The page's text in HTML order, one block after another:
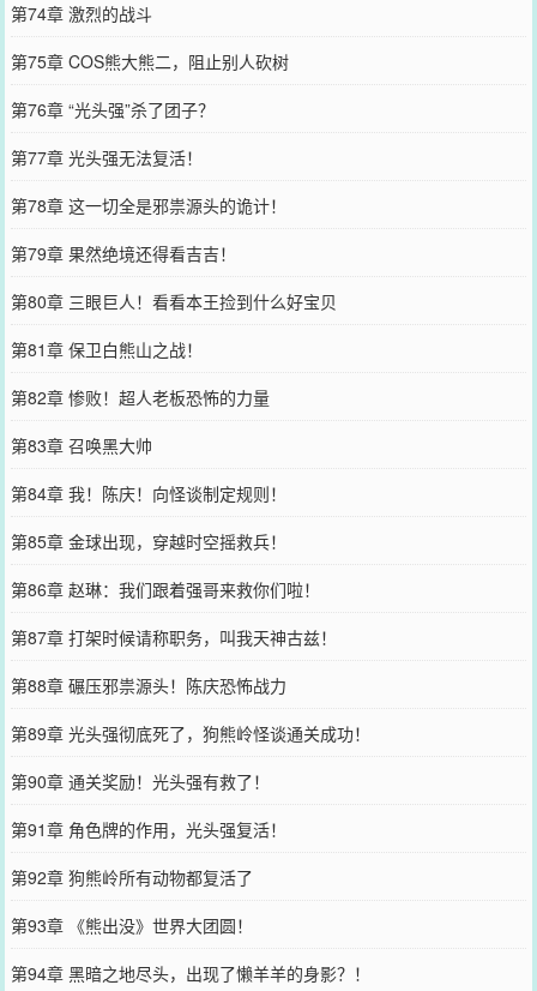
第74章 激烈的战斗
第75章 COS熊大熊二，阻止别人砍树
第76章 “光头强”杀了团子？
第77章 光头强无法复活！
第78章 这一切全是邪祟源头的诡计！
第79章 果然绝境还得看吉吉！
第80章 三眼巨人！看看本王捡到什么好宝贝
第81章 保卫白熊山之战！
第82章 惨败！超人老板恐怖的力量
第83章 召唤黑大帅
第84章 我！陈庆！向怪谈制定规则！
第85章 金球出现，穿越时空摇救兵！
第86章 赵琳：我们跟着强哥来救你们啦！
第87章 打架时候请称职务，叫我天神古兹！
第88章 碾压邪祟源头！陈庆恐怖战力
第89章 光头强彻底死了，狗熊岭怪谈通关成功！
第90章 通关奖励！光头强有救了！
第91章 角色牌的作用，光头强复活！
第92章 狗熊岭所有动物都复活了
第93章 《熊出没》世界大团圆！
第94章 黑暗之地尽头，出现了懒羊羊的身影？！